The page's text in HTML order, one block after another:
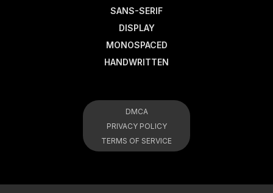
SANS-SERIF
DISPLAY
MONOSPACED
HANDWRITTEN
DMCA
PRIVACY POLICY
TERMS OF SERVICE